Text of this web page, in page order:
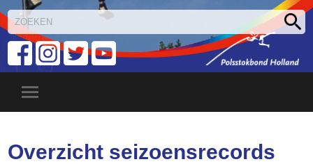
Overzicht seizoensrecords